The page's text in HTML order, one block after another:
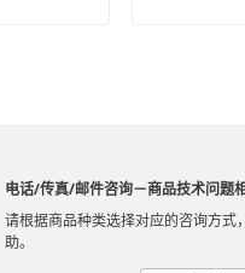
电话/传真/邮件咨询－商品技术问题
请根据商品种类选择对应的咨询方
助。